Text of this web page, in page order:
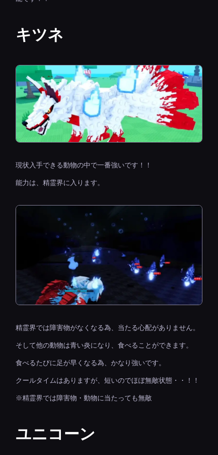
キツネ
現状入手できる動物の中で一番強いです！！
能力は、精霊界に入ります。
精霊界では障害物がなくなる為、当たる心配がありません。
そして他の動物は青い炎になり、食べることができます。
食べるたびに足が早くなる為、かなり強いです。
クールタイムはありますが、短いのでほぼ無敵状態・・！！
※精霊界では障害物・動物に当たっても無敵
ユニコーン